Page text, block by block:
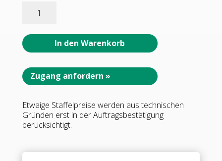
MILANO
Duschtürbeschlag
G-
90°,
Messing
•
gebürstet
In den Warenkorb
Zugang anfordern »
Etwaige Staffelpreise werden aus technischen
Gründen erst in der Auftragsbestätigung
berücksichtigt.